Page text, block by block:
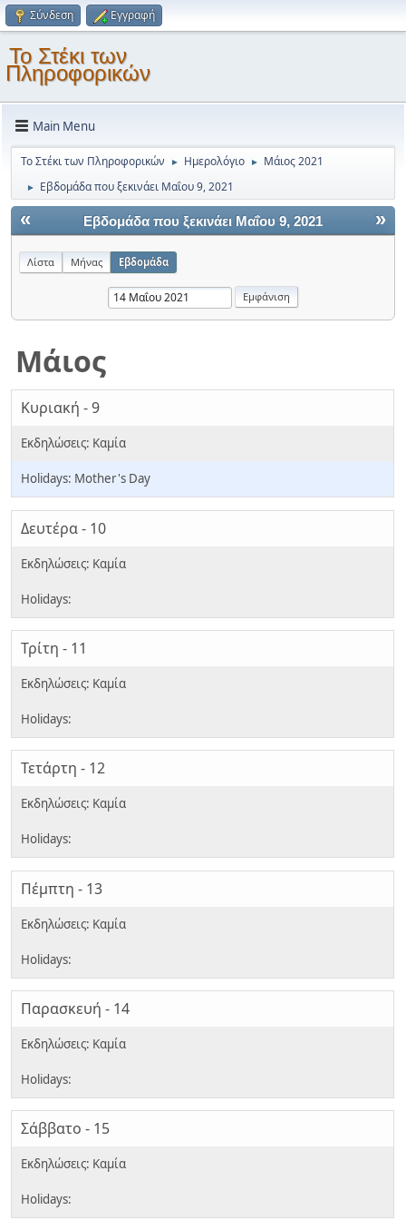
Σύνδεση Εγγραφή
Το Στέκι των
Πληροφορικών
Main Menu
Το Στέκι των Πληροφορικών ► Ημερολόγιο ► Μάιος 2021
► Εβδομάδα που ξεκινάει Μαΐου 9, 2021
« »
Εβδομάδα που ξεκινάει Μαΐου 9, 2021
Λίστα Μήνας Εβδομάδα
Μάιος
Κυριακή - 9
Mother's Day
Δευτέρα - 10
Τρίτη - 11
Τετάρτη - 12
Πέμπτη - 13
Παρασκευή - 14
Σάββατο - 15